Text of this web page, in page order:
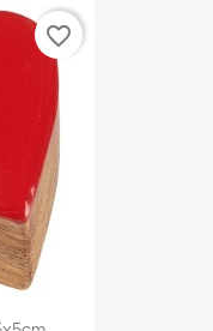
favorite_border